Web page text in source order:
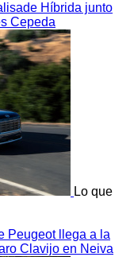
Híbrida junto
Cepeda
Lo que
Peugeot llega a la
Clavijo en Neiva